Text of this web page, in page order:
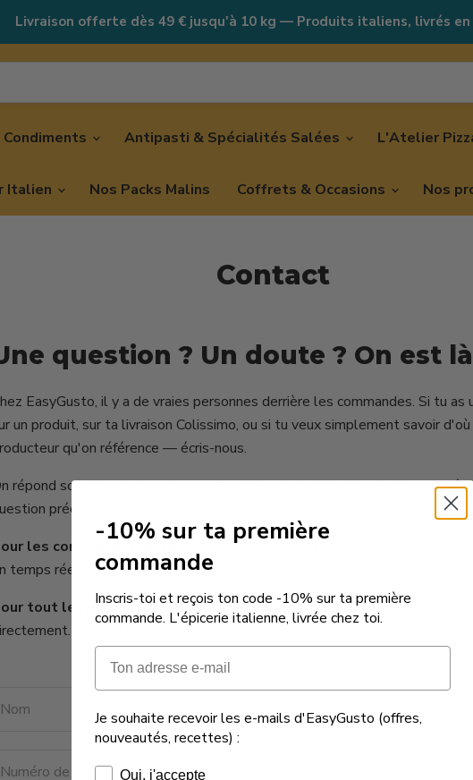
Livraison offerte dès 49 € jusqu'à 10 kg — Produits italiens, livrés en
Antipasti & Spécialités Salées L'Atelier
Italien Nos Packs Malins Coffrets & Occasions Nos
Contact
question ? Un doute ? On est
EasyGusto, il y a de vraies personnes derrière les commandes. Si tu as
un produit, sur ta livraison Colissimo, ou si tu veux simplement savoir
qu'on référence — écris-nous.
répond sous 24h, du lundi au vendredi. Pas de bot, pas de FAQ qui ne
précise.
les commandes en cours :
utilise la page
pour
temps réel.
tout le reste :utilise le formulaire ci-dessous ou envoie-nous un email
On sera heureux de t'aider.
Nom Email
Numéro de téléphone
-10% sur ta première
commande
Inscris-toi et reçois ton code -10% sur ta première
commande. L'épicerie italienne, livrée chez toi.
Email
Je souhaite recevoir les e-mails d'EasyGusto (offres,
nouveautés, recettes) :
Consentement e-mails marketing
Oui, j'accepte